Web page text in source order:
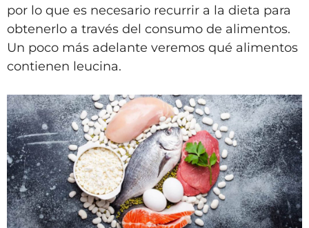
por lo que es necesario recurrir a la dieta para
obtenerlo a través del consumo de alimentos.
Un poco más adelante veremos qué alimentos
contienen leucina.